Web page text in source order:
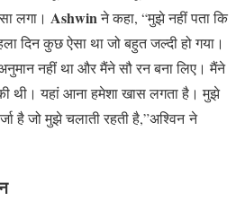
लगा। Ashwinने कहा, “मुझे नहीं पता कि
दिन कुछ ऐसा था जो बहुत जल्दी हो गया।
नहीं था और मैंने सौ रन बना लिए। मैंने
थी। यहां आना हमेशा खास लगता है। मुझे
है जो मुझे चलाती रहती है,”अश्विन ने